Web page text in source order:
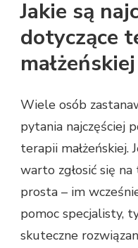
Jakie są
dotyczące
małżeńskiej
Wiele osób
pytania najczęściej
terapii małżeńskiej.
warto zgłosić się
prosta – im
pomoc specjalisty,
skuteczne